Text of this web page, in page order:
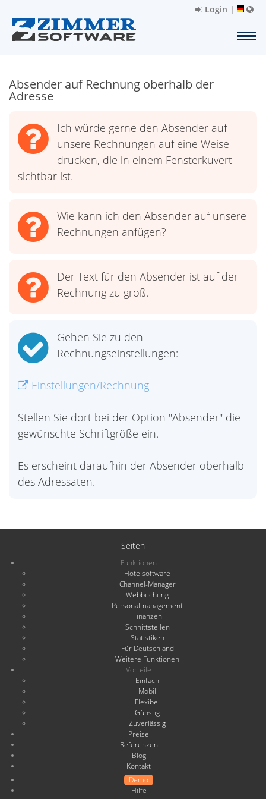
Login |
Absender auf Rechnung oberhalb der
Adresse
Ich würde gerne den Absender auf
unsere Rechnungen auf eine Weise
drucken, die in einem Fensterkuvert
sichtbar ist.
Wie kann ich den Absender auf unsere
Rechnungen anfügen?
Der Text für den Absender ist auf der
Rechnung zu groß.
Gehen Sie zu den
Rechnungseinstellungen:
Einstellungen/Rechnung
Stellen Sie dort bei der Option "Absender" die
gewünschte Schriftgröße ein.
Es erscheint daraufhin der Absender oberhalb
des Adressaten.
Seiten
Funktionen
Hotelsoftware
Channel-Manager
Webbuchung
Personalmanagement
Finanzen
Schnittstellen
Statistiken
Für Deutschland
Weitere Funktionen
Vorteile
Einfach
Mobil
Flexibel
Günstig
Zuverlässig
Preise
Referenzen
Blog
Kontakt
Demo
Hilfe